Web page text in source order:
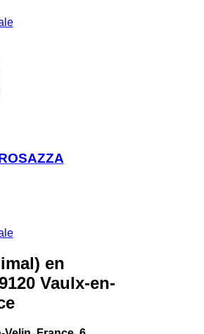
en
Vaulx-en-